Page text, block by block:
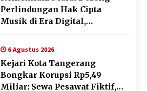
Perlindungan Hak Cipta
Musik di Era Digital,
Gratis dan Penguatan Royalti
6 Agustus 2026
Kejari Kota Tangerang
Bongkar Korupsi Rp5,49
Miliar: Sewa Pesawat Fiktif,